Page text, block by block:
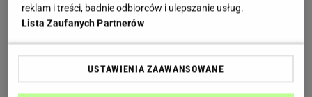
Jaglany detoks - jak się do niego przygotować
Przed przystąpieniem do jaglanego detoksu należy
przestrzegać kilku podstawowych zasad, by
reklam i treści, badnie odbiorców i ulepszanie usług.
Lista Zaufanych Partnerów
USTAWIENIA ZAAWANSOWANE